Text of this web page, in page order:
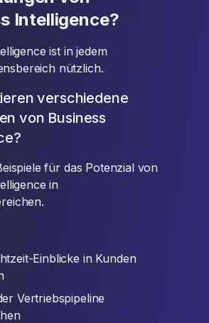
Intelligence?
ist in jedem
nützlich.
verschiedene
von Business
für das Potenzial von
in
Einblicke in Kunden
Vertriebspipeline